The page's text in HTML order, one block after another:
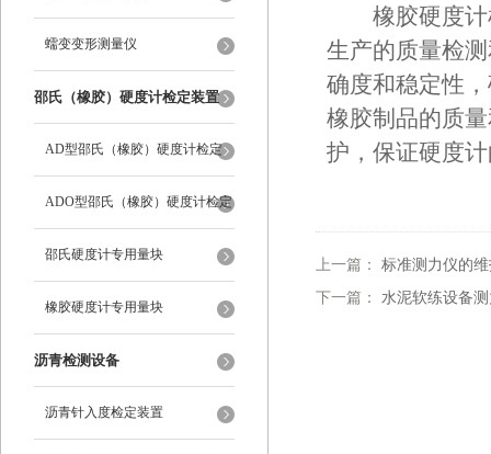
蠕变变形测量仪
邵氏（橡胶）硬度计检定装置
AD型邵氏（橡胶）硬度计检定
装置
ADO型邵氏（橡胶）硬度计检定
装置
邵氏硬度计专用量块
橡胶硬度计专用量块
沥青检测设备
沥青针入度检定装置
橡胶硬度计检
生产的质量检
确度和稳定性
橡胶制品的质
护，保证硬度
上一篇： 标准测力仪的
下一篇： 水泥软练设备